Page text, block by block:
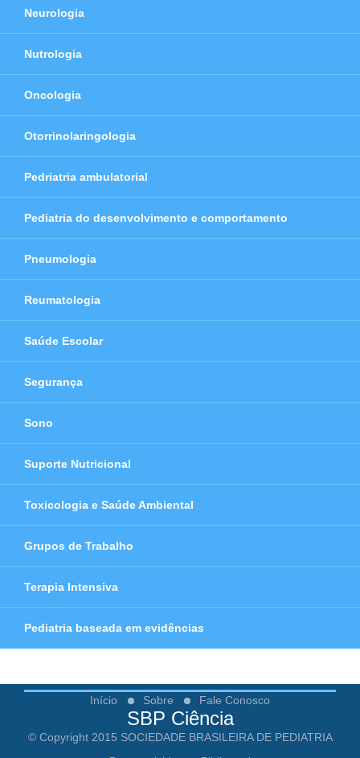
Neurologia
Nutrologia
Oncologia
Otorrinolaringologia
Pedriatria ambulatorial
Pediatria do desenvolvimento e comportamento
Pneumologia
Reumatologia
Saúde Escolar
Segurança
Sono
Suporte Nutricional
Toxicologia e Saúde Ambiental
Grupos de Trabalho
Terapia Intensiva
Pediatria baseada em evidências
Início Sobre Fale Conosco
SBP Ciência
© Copyright 2015 SOCIEDADE BRASILEIRA DE PEDIATRIA